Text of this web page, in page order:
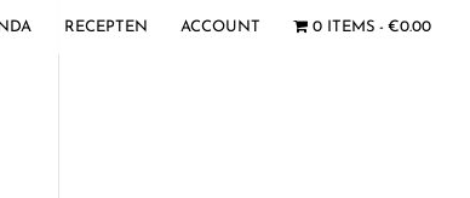
RECEPTEN ACCOUNT 0 ITEMS €0.00